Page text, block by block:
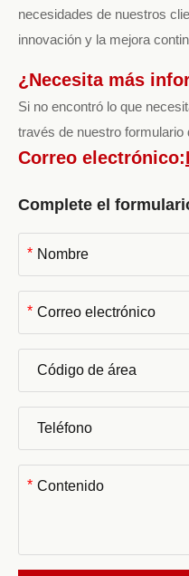
necesidades de nuestros
innovación y la mejora
¿Necesita más
Si no encontró lo que
través de nuestro formulario
Correo electrónico:
Complete el
*
*
*